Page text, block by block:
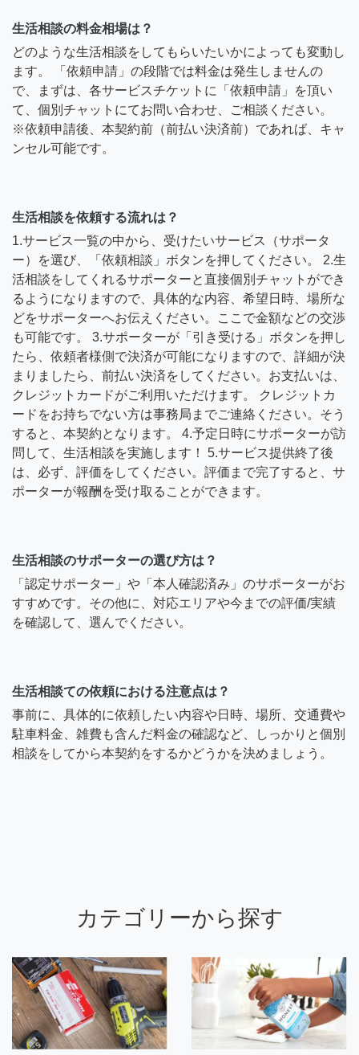
生活相談の料金相場は？
どのような生活相談をしてもらいたいかによっても変動し
ます。 「依頼申請」の段階では料金は発生しませんの
で、まずは、各サービスチケットに「依頼申請」を頂い
て、個別チャットにてお問い合わせ、ご相談ください。
※依頼申請後、本契約前（前払い決済前）であれば、キャ
ンセル可能です。
生活相談を依頼する流れは？
1.サービス一覧の中から、受けたいサービス（サポータ
ー）を選び、「依頼相談」ボタンを押してください。 2.生
活相談をしてくれるサポーターと直接個別チャットができ
るようになりますので、具体的な内容、希望日時、場所な
どをサポーターへお伝えください。ここで金額などの交渉
も可能です。 3.サポーターが「引き受ける」ボタンを押し
たら、依頼者様側で決済が可能になりますので、詳細が決
まりましたら、前払い決済をしてください。お支払いは、
クレジットカードがご利用いただけます。 クレジットカ
ードをお持ちでない方は事務局までご連絡ください。そう
すると、本契約となります。 4.予定日時にサポーターが訪
問して、生活相談を実施します！ 5.サービス提供終了後
は、必ず、評価をしてください。評価まで完了すると、サ
ポーターが報酬を受け取ることができます。
生活相談のサポーターの選び方は？
「認定サポーター」や「本人確認済み」のサポーターがお
すすめです。その他に、対応エリアや今までの評価/実績
を確認して、選んでください。
生活相談ての依頼における注意点は？
事前に、具体的に依頼したい内容や日時、場所、交通費や
駐車料金、雑費も含んだ料金の確認など、しっかりと個別
相談をしてから本契約をするかどうかを決めましょう。
カテゴリーから探す